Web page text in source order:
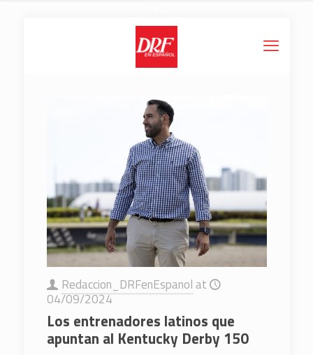
Redaccion_DRFenEspanol at
04/09/2024
Los entrenadores latinos que
apuntan al Kentucky Derby 150